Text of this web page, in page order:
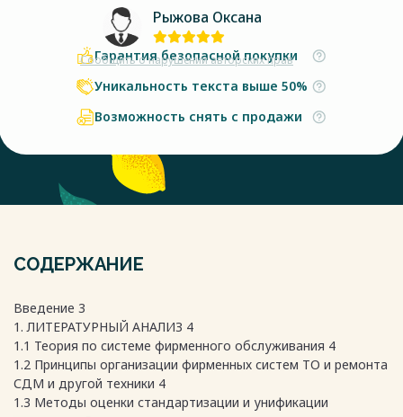
Рыжова Оксана
Сообщить о нарушении авторских прав
Гарантия безопасной покупки
Уникальность текста выше 50%
Возможность снять с продажи
СОДЕРЖАНИЕ
Введение 3
1. ЛИТЕРАТУРНЫЙ АНАЛИЗ 4
1.1 Теория по системе фирменного обслуживания 4
1.2 Принципы организации фирменных систем ТО и ремонта
СДМ и другой техники 4
1.3 Методы оценки стандартизации и унификации